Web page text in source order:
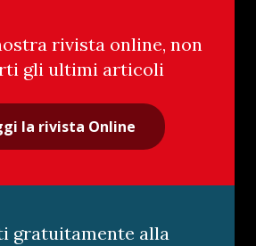
rivista online, non
gli ultimi articoli
la rivista Online
gratuitamente alla